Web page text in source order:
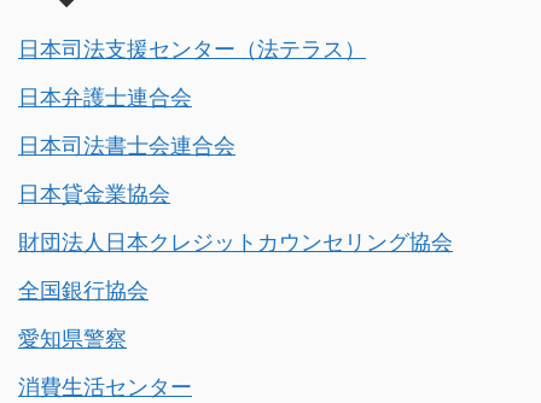
日本司法支援センター（法テラス）
日本弁護士連合会
日本司法書士会連合会
日本貸金業協会
財団法人日本クレジットカウンセリング協会
全国銀行協会
愛知県警察
消費生活センター